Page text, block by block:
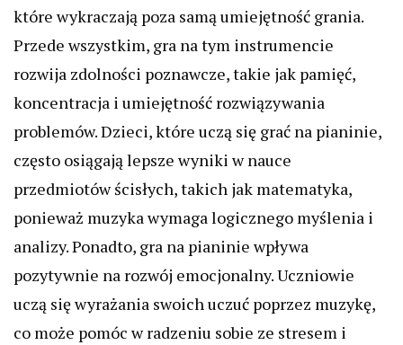
które wykraczają poza samą umiejętność grania.
Przede wszystkim, gra na tym instrumencie
rozwija zdolności poznawcze, takie jak pamięć,
koncentracja i umiejętność rozwiązywania
problemów. Dzieci, które uczą się grać na pianinie,
często osiągają lepsze wyniki w nauce
przedmiotów ścisłych, takich jak matematyka,
ponieważ muzyka wymaga logicznego myślenia i
analizy. Ponadto, gra na pianinie wpływa
pozytywnie na rozwój emocjonalny. Uczniowie
uczą się wyrażania swoich uczuć poprzez muzykę,
co może pomóc w radzeniu sobie ze stresem i